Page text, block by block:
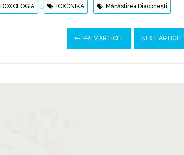
DOXOLOGIA ICXCNIKA Mănăstirea Diaconeşti
PREV ARTICLE NEXT ARTICLE